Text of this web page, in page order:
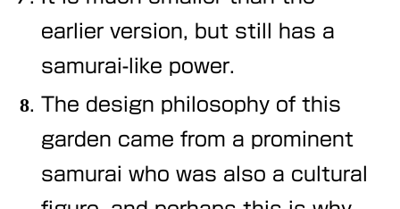
earlier version, but still has a
samurai-like power.
The design philosophy of this
garden came from a prominent
samurai who was also a cultural